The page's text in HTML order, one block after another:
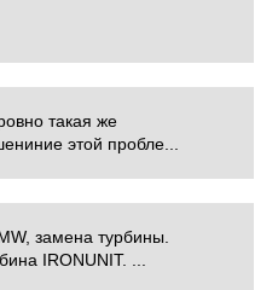
такая же
этой пробле...
замена турбины.
IRONUNIT. ...